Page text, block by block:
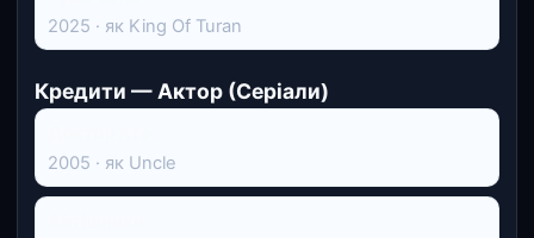
2025 · як King Of Turan
Кредити — Актор (Серіали)
2005 · як Uncle